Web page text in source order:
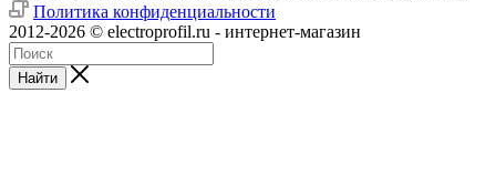
Политика конфиденциальности
2012-2026 © electroprofil.ru - интернет-магазин
Найти